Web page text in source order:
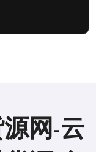
网-云